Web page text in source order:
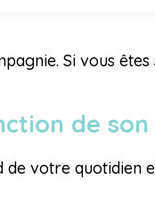
Si vous
de
de votre quotidien